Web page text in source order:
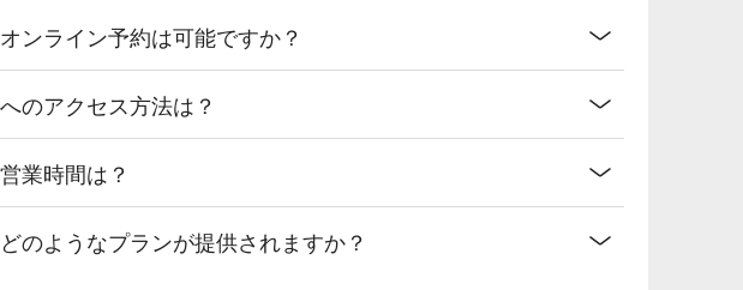
ンライン予約は可能ですか？
のアクセス方法は？
業時間は？
のようなプランが提供されますか？